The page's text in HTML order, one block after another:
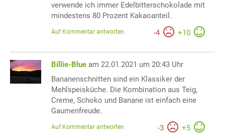
verwende ich immer Edelbitterschokolade mit
mindestens 80 Prozent Kakaoanteil.
-4 +10
Auf Kommentar antworten
Billie-Blue am 22.01.2021 um 20:43 Uhr
Bananenschnitten sind ein Klassiker der
Mehlspeisküche. Die Kombination aus Teig,
Creme, Schoko und Banane ist einfach eine
Gaumenfreude.
-3 +5
Auf Kommentar antworten